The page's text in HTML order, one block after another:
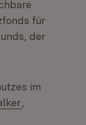
für
der
im